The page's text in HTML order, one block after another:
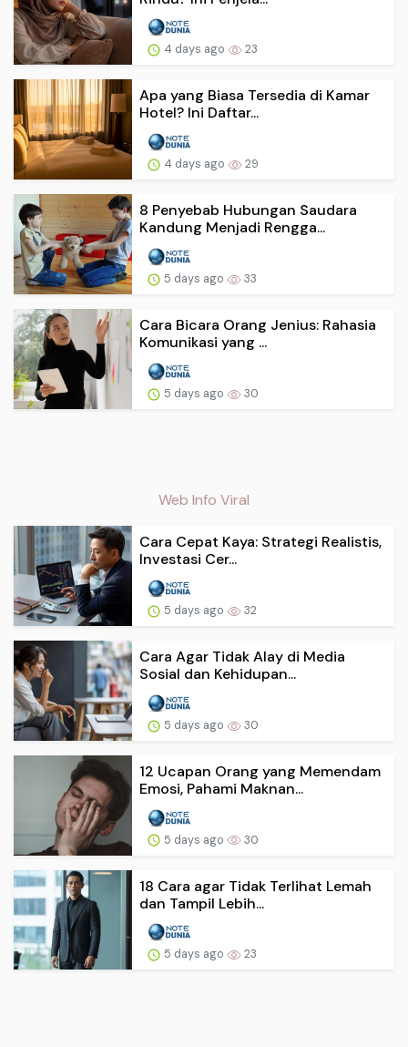
4 days ago 23
Apa yang Biasa Tersedia di Kamar
Hotel? Ini Daftar...
4 days ago 29
8 Penyebab Hubungan Saudara
Kandung Menjadi Rengga...
5 days ago 33
Cara Bicara Orang Jenius: Rahasia
Komunikasi yang ...
5 days ago 30
Web Info Viral
Cara Cepat Kaya: Strategi Realistis,
Investasi Cer...
5 days ago 32
Cara Agar Tidak Alay di Media
Sosial dan Kehidupan...
5 days ago 30
12 Ucapan Orang yang Memendam
Emosi, Pahami Maknan...
5 days ago 30
18 Cara agar Tidak Terlihat Lemah
dan Tampil Lebih...
5 days ago 23